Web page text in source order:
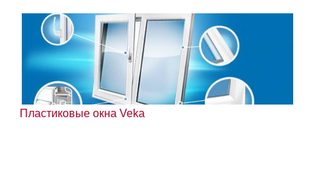
Пластиковые окна Veka